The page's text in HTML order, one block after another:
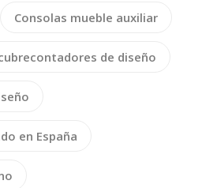
Consolas mueble auxiliar
de diseño
en España